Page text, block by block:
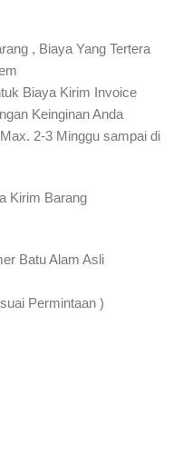
, Biaya Yang Tertera
Biaya Kirim Invoice
Keinginan Anda
2-3 Minggu sampai di
Kirim Barang
Batu Alam Asli
Permintaan )